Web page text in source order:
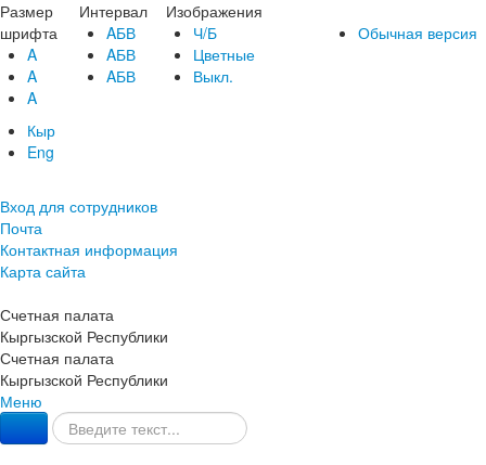
Размер
шрифта
A
A
A
Интервал
AБВ
AБВ
AБВ
Изображения
Ч/Б
Цветные
Выкл.
Обычная версия
Кыр
Eng
Вход для сотрудников
Почта
Контактная информация
Карта сайта
Счетная палата
Кыргызской Республики
Счетная палата
Кыргызской Республики
Меню